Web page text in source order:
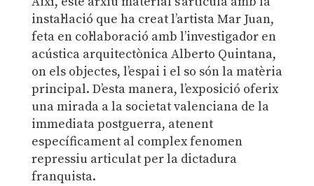
instal·lació que ha creat l’artista Mar Juan,
feta en col·laboració amb l’investigador en
acústica arquitectònica Alberto Quintana,
on els objectes, l’espai i el so són la matèria
principal. D’esta manera, l’exposició oferix
una mirada a la societat valenciana de la
immediata postguerra, atenent
específicament al complex fenomen
repressiu articulat per la dictadura
franquista.